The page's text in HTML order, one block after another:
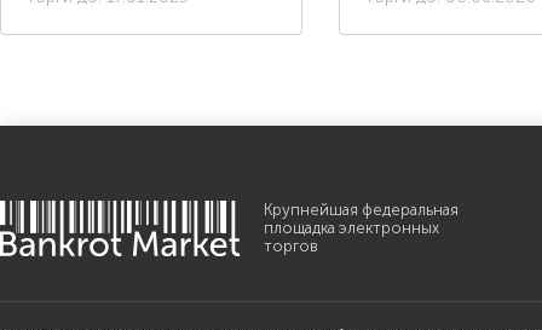
125284, Москва, Хорошевское
шоссе, 32А.Обременение:
недостатки: после
автомобиль не на
Крупнейшая федеральная
площадка электронных
торгов